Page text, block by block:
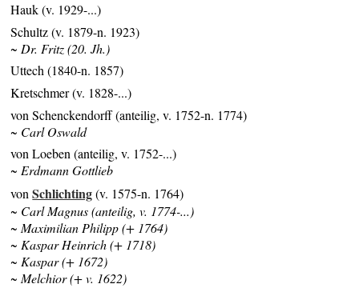
Hauk (v. 1929-...)
Schultz (v. 1879-n. 1923)
~ Dr. Fritz (20. Jh.)
Uttech (1840-n. 1857)
Kretschmer (v. 1828-...)
von Schenckendorff (anteilig, v. 1752-n. 1774)
~ Carl Oswald
von Loeben (anteilig, v. 1752-...)
~ Erdmann Gottlieb
vonSchlichting(v. 1575-n. 1764)
~ Carl Magnus (anteilig, v. 1774-...)
~ Maximilian Philipp (+ 1764)
~ Kaspar Heinrich (+ 1718)
~ Kaspar (+ 1672)
~ Melchior (+ v. 1622)